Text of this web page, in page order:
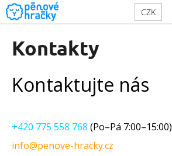
Přejít
na
obsah
CZK
Kontakty
Kontaktujte nás
+420 775 558 768 (Po–Pá 7:00–15:00)
info@penove-hracky.cz
K
o
o
p
t
ř